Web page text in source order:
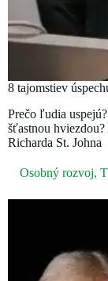
8 tajomstiev
Prečo ľudia
šťastnou
Richarda St. Johna
Osobný rozvoj,